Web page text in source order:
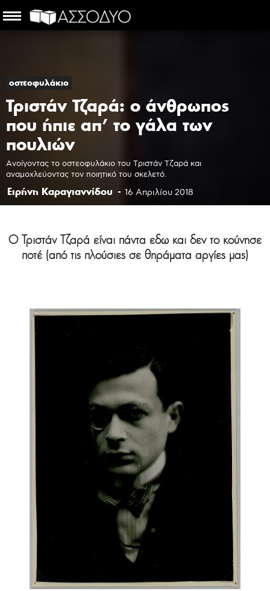
οστεοφυλάκιο
Τριστάν Τζαρά: ο άνθρωπος
που ήπιε απ’ το γάλα των
πουλιών
Ανοίγοντας το οστεοφυλάκιο του Τριστάν Τζαρά και
αναμοχλεύοντας τον ποιητικό του σκελετό.
Ειρήνη Καραγιαννίδου - 16 Απριλίου 2018
Ο Τριστάν Τζαρά είναι πάντα εδώ και δεν το κούνησε
ποτέ (από τις πλούσιες σε θηράματα αργίες μας)